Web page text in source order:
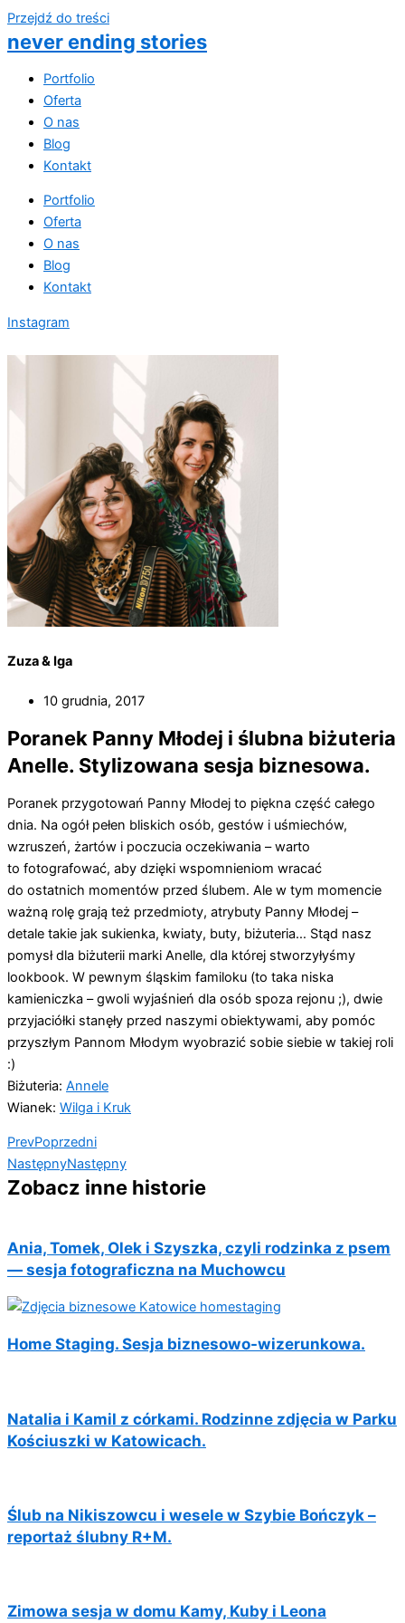
Przejdź do treści
never ending stories
Portfolio
Oferta
O nas
Blog
Kontakt
Portfolio
Oferta
O nas
Blog
Kontakt
Instagram
Zuza & Iga
10 grudnia, 2017
Poranek Panny Młodej i ślubna biżuteria
Anelle. Stylizowana sesja biznesowa.
Poranek przygotowań Panny Młodej to piękna część całego
dnia. Na ogół pełen bliskich osób, gestów i uśmiechów,
wzruszeń, żartów i poczucia oczekiwania – warto
to fotografować, aby dzięki wspomnieniom wracać
do ostatnich momentów przed ślubem. Ale w tym momencie
ważną rolę grają też przedmioty, atrybuty Panny Młodej –
detale takie jak sukienka, kwiaty, buty, biżuteria… Stąd nasz
pomysł dla biżuterii marki Anelle, dla której stworzyłyśmy
lookbook. W pewnym śląskim familoku (to taka niska
kamieniczka – gwoli wyjaśnień dla osób spoza rejonu ;), dwie
przyjaciółki stanęły przed naszymi obiektywami, aby pomóc
przyszłym Pannom Młodym wyobrazić sobie siebie w takiej roli
:)
Biżuteria: Annele
Wianek: Wilga i Kruk
PrevPoprzedni
NastępnyNastępny
Zobacz inne historie
Ania, Tomek, Olek i Szyszka, czyli rodzinka z psem
— sesja fotograficzna na Muchowcu
Home Staging. Sesja biznesowo-wizerunkowa.
Natalia i Kamil z córkami. Rodzinne zdjęcia w Parku
Kościuszki w Katowicach.
Ślub na Nikiszowcu i wesele w Szybie Bończyk –
reportaż ślubny R+M.
Zimowa sesja w domu Kamy, Kuby i Leona